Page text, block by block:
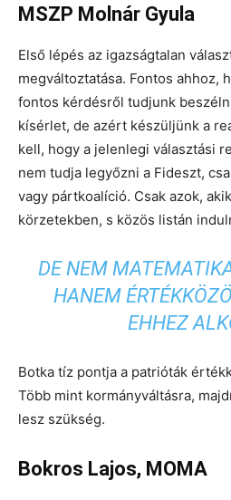
MSZP Molnár Gyula
Első lépés az igazságtalan
megváltoztatása. Fontos ahhoz,
fontos kérdésről tudjunk
kísérlet, de azért készüljünk a
kell, hogy a jelenlegi választási
nem tudja legyőzni a Fideszt,
vagy pártkoalíció. Csak azok,
körzetekben, s közös listán
DE NEM
HANEM
EHHEZ
Botka tíz pontja a patrióták
Több mint kormányváltásra,
lesz szükség.
Bokros Lajos, MOMA